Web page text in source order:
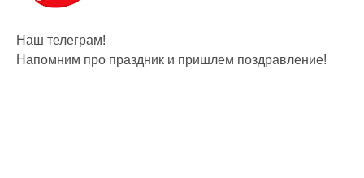
Наш телеграм!
Напомним про праздник и пришлем поздравление!